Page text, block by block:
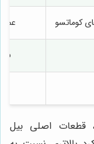
کوماتسو
قطعات اصلی بیل